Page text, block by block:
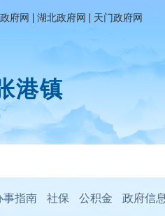
府网 | 湖北政府网 | 天门政府网
港镇
事指南 社保 公积金 政府信